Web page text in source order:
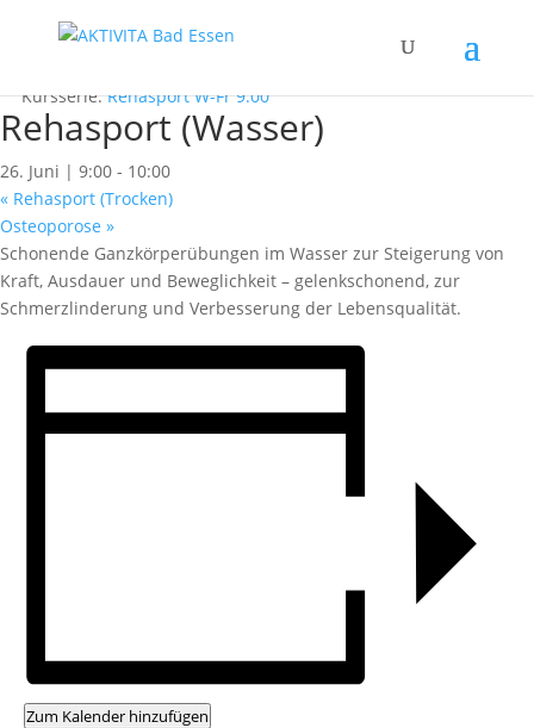
« Alle Kurse
Kursserie:Rehasport W-Fr 9:00
Rehasport (Wasser)
26. Juni | 9:00 - 10:00
« Rehasport (Trocken)
Osteoporose »
Schonende Ganzkörperübungen im Wasser zur Steigerung von
Kraft, Ausdauer und Beweglichkeit – gelenkschonend, zur
Schmerzlinderung und Verbesserung der Lebensqualität.
Zum Kalender hinzufügen